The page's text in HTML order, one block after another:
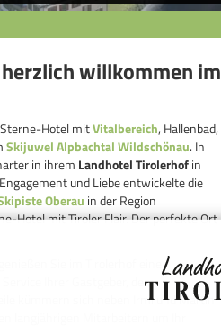
willkommen im
Hotel mitVitalbereich, Hallenbad,
Skijuwel Alpbachtal Wildschönau. In
in ihrem Landhotel Tirolerhofin
und Liebe entwickelte die
Oberau in der Region
Hotel mit Tiroler Flair. Der perfekte Ort
Ihrer Gastgeber, den
kümmern sich neben Irmi und Martin